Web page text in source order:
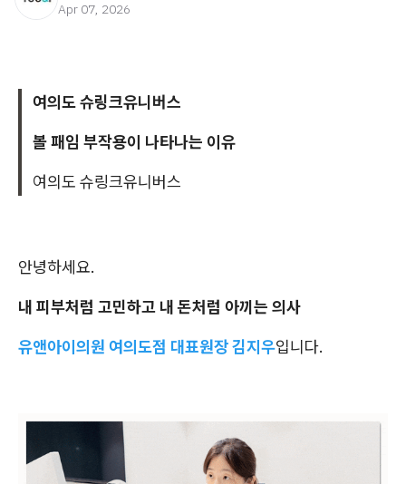
Apr 07, 2026
여의도 슈링크유니버스
볼 패임 부작용이 나타나는 이유
여의도 슈링크유니버스
안녕하세요.
내 피부처럼 고민하고 내 돈처럼 아끼는 의사
유앤아이의원 여의도점 대표원장 김지우입니다.